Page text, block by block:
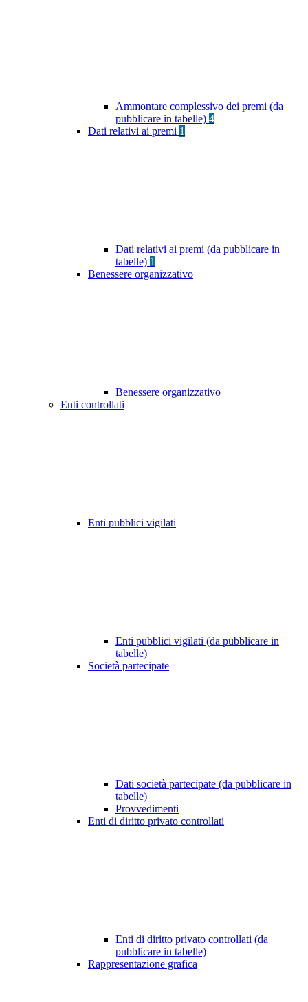
Ammontare complessivo dei premi (da
pubblicare in tabelle) 4
Dati relativi ai premi 1
Dati relativi ai premi (da pubblicare in
tabelle) 1
Benessere organizzativo
Benessere organizzativo
Enti controllati
Enti pubblici vigilati
Enti pubblici vigilati (da pubblicare in
tabelle)
Società partecipate
Dati società partecipate (da pubblicare in
tabelle)
Provvedimenti
Enti di diritto privato controllati
Enti di diritto privato controllati (da
pubblicare in tabelle)
Rappresentazione grafica